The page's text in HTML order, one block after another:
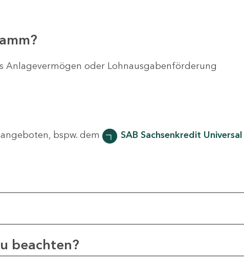
Anlagevermögen oder Lohnausgabenförderung
bspw. dem SAB Sachsenkredit Universal
beachten?